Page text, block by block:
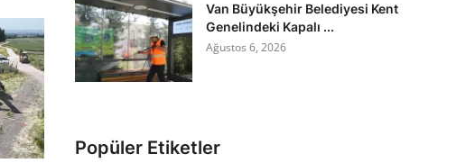
Van Büyükşehir Belediyesi Kent
Genelindeki Kapalı ...
Ağustos 6, 2026
Popüler Etiketler